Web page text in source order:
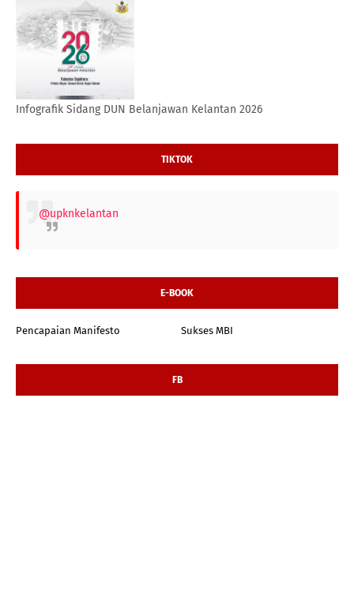
Infografik Sidang DUN Belanjawan Kelantan 2026
TIKTOK
@upknkelantan
E-BOOK
Pencapaian Manifesto Sukses MBI
FB